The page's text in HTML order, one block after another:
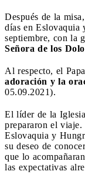
Después de la
días en Eslovaquia
septiembre, con la
Señora de los
Al respecto, el
adoración y la
05.09.2021).
El líder de la
prepararon el viaje.
Eslovaquia y
su deseo de
que lo
las expectativas